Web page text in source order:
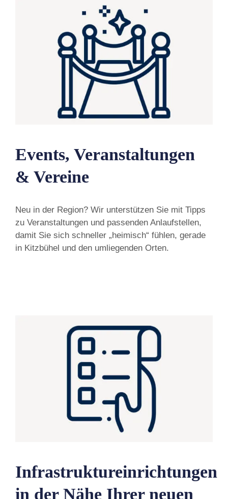
Events, Veranstaltungen
& Vereine
Neu in der Region? Wir unterstützen Sie mit Tipps
zu Veranstaltungen und passenden Anlaufstellen,
damit Sie sich schneller „heimisch“ fühlen, gerade
in Kitzbühel und den umliegenden Orten.
Infrastruktureinrichtungen
in der Nähe Ihrer neuen